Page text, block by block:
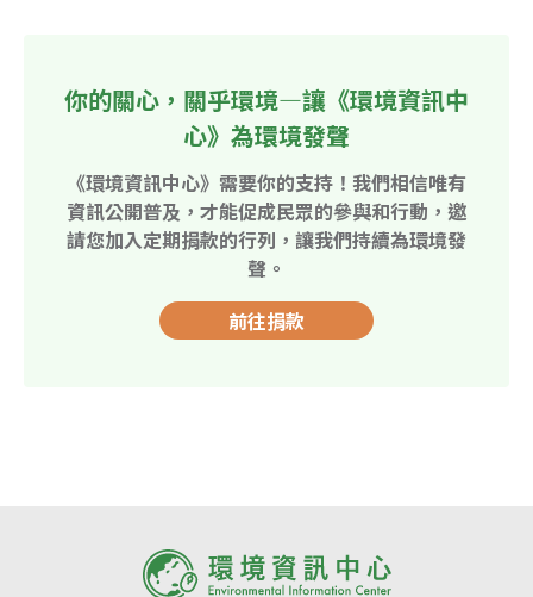
你的關心，關乎環境—讓《環境資訊中
心》為環境發聲
《環境資訊中心》需要你的支持！我們相信唯有
資訊公開普及，才能促成民眾的參與和行動，邀
請您加入定期捐款的行列，讓我們持續為環境發
聲。
前往捐款